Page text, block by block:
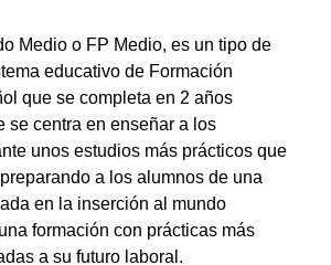
Medio o FP Medio, es un tipo de
educativo de Formación
que se completa en 2 años
se centra en enseñar a los
unos estudios más prácticos que
a los alumnos de una
en la inserción al mundo
formación con prácticas más
a su futuro laboral.